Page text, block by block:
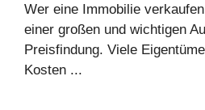
Wer eine Immobilie
einer großen und wichtigen
Preisfindung. Viele
Kosten ...